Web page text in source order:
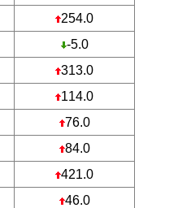
254.0
-5.0
313.0
114.0
76.0
84.0
421.0
46.0